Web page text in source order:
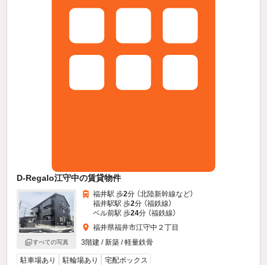
D-Regalo江守中の賃貸物件
すべての写真
福井駅 歩2分 （北陸新幹線など）
福井駅駅 歩2分 （福鉄線）
ベル前駅 歩24分 （福鉄線）
福井県福井市江守中２丁目
3階建 / 新築 / 軽量鉄骨
駐車場あり 駐輪場あり 宅配ボックス